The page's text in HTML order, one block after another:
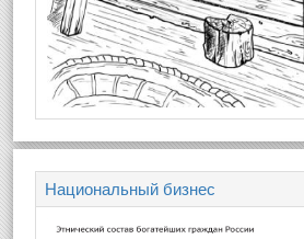
Национальный бизнес